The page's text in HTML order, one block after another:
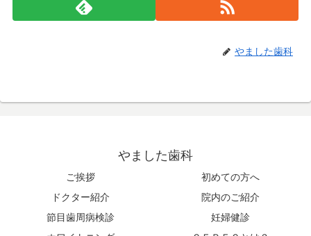
やました歯科
やました歯科
ご挨拶
初めての方へ
ドクター紹介
院内のご紹介
節目歯周病検診
妊婦健診